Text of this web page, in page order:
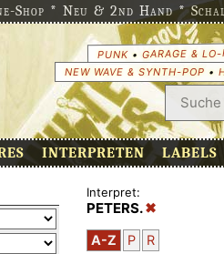
* Neu & 2nd Hand *
PUNK• GARAGE & LO-
NEW WAVE & SYNTH-POP •
INTERPRETEN LABELS
Interpret:
PETERS.
A-Z P R